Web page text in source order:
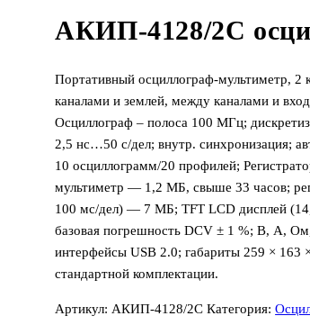
АКИП-4128/2С
Портативный осциллограф-мультиметр,
каналами и землей, между каналами и
Осциллограф – полоса 100 МГц;
2,5 нс…50 с/дел; внутр. синхронизация;
10 осциллограмм/20 профилей;
мультиметр — 1,2 МБ, свыше 33 часов;
100 мс/дел) — 7 МБ; TFT LCD дисплей
базовая погрешность DCV ± 1 %; В, А,
интерфейсы USB 2.0; габариты 259 × 163
стандартной комплектации.
Артикул: АКИП-4128/2С Категория: